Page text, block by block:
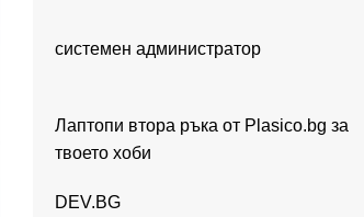
системен администратор
Лаптопи втора ръка от Plasico.bg за
твоето хоби
DEV.BG